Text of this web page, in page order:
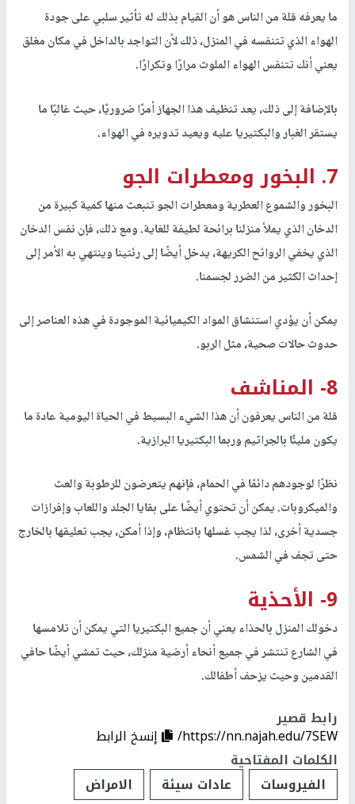
ما يعرفه قلة من الناس هو أن القيام بذلك له تأثير سلبي على جودة
الهواء الذي تتنفسه في المنزل، ذلك لأن التواجد بالداخل في مكان مغلق
يعني أنك تتنفس الهواء الملوث مرارًا وتكرارًا.
بالإضافة إلى ذلك، يعد تنظيف هذا الجهاز أمرًا ضروريًا، حيث غالبًا ما
يستقر الغبار والبكتيريا عليه ويعيد تدويره في الهواء.
7. البخور ومعطرات الجو
البخور والشموع العطرية ومعطرات الجو تنبعث منها كمية كبيرة من
الدخان الذي يملأ منزلنا برائحة لطيفة للغاية. ومع ذلك، فإن نفس الدخان
الذي يخفيالروائح الكريهة، يدخل أيضًا إلى رئتينا وينتهي به الأمر إلى
إحداث الكثير من الضرر لجسمنا.
يمكن أن يؤدي استنشاق المواد الكيميائية الموجودة في هذه العناصر إلى
حدوث حالات صحية، مثل الربو.
8- المناشف
قلة من الناس يعرفون أن هذا الشيء البسيط في الحياة اليومية عادة ما
يكون مليئًا بالجراثيم وربما البكتيريا البرازية.
نظرًا لوجودهم دائمًا في الحمام، فإنهم يتعرضون للرطوبة والعث
والميكروبات. يمكن أن تحتوي أيضًا على بقايا الجلد واللعاب وإفرازات
جسدية أخرى، لذا يجب غسلها بانتظام، وإذا أمكن، يجب تعليقها بالخارج
حتى تجف في الشمس.
9- الأحذية
دخولك المنزل بالحذاء يعني أن جميع البكتيريا التي يمكن أن تلامسها
في الشارع تنتشر في جميع أنحاء أرضية منزلك، حيث تمشي أيضًا حافي
القدمين وحيث يزحف أطفالك.
رابط قصير
https://nn.najah.edu/7SEW/
إنسخ الرابط
الكلمات المفتاحية
الفيروسات
عادات سيئة الامراض